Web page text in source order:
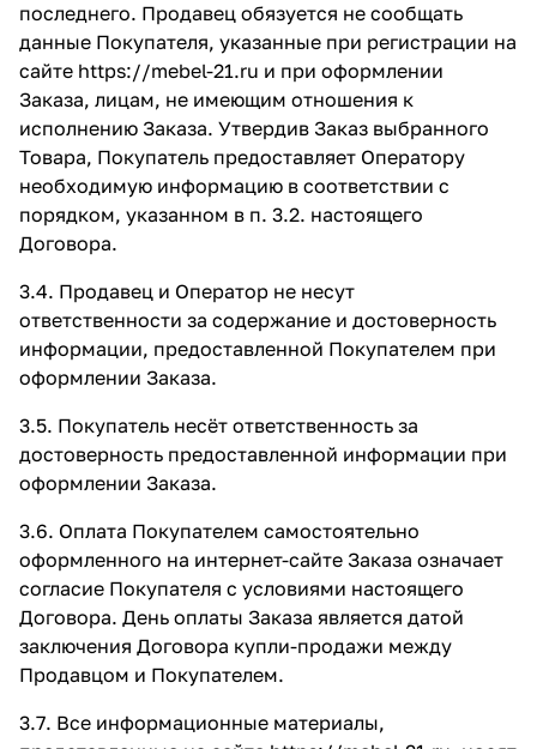
последнего. Продавец обязуется не сообщать
данные Покупателя, указанные при регистрации на
сайте https://mebel-21.ru и при оформлении
Заказа, лицам, не имеющим отношения к
исполнению Заказа. Утвердив Заказ выбранного
Товара, Покупатель предоставляет Оператору
необходимую информацию в соответствии с
порядком, указанном в п. 3.2. настоящего
Договора.
3.4. Продавец и Оператор не несут
ответственности за содержание и достоверность
информации, предоставленной Покупателем при
оформлении Заказа.
3.5. Покупатель несёт ответственность за
достоверность предоставленной информации при
оформлении Заказа.
3.6. Оплата Покупателем самостоятельно
оформленного на интернет-сайте Заказа означает
согласие Покупателя с условиями настоящего
Договора. День оплаты Заказа является датой
заключения Договора купли-продажи между
Продавцом и Покупателем.
3.7. Все информационные материалы,